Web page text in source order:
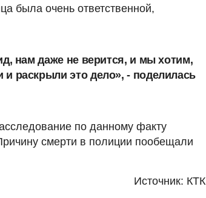
была очень ответственной,
нам даже не верится, и мы хотим,
раскрыли это дело», - поделилась
по данному факту
смерти в полиции пообещали
Источник: КТК